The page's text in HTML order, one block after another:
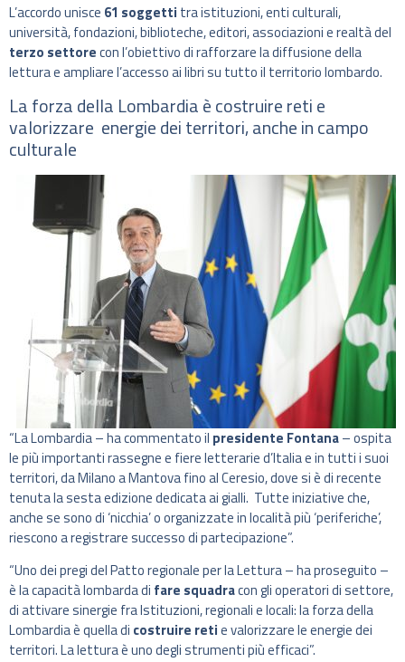
L’accordo unisce 61 soggetti tra istituzioni, enti culturali,
università, fondazioni, biblioteche, editori, associazioni e realtà del
terzo settorecon l’obiettivo di rafforzare la diffusione della
lettura e ampliare l’accesso ai libri su tutto il territorio lombardo.
La forza della Lombardia è costruire reti e
valorizzare energie dei territori, anche in campo
culturale
“La Lombardia – ha commentato il presidente Fontana– ospita
le più importanti rassegne e fiere letterarie d’Italia e in tutti i suoi
territori, da Milano a Mantova fino al Ceresio, dove si è di recente
tenuta la sesta edizione dedicata ai gialli. Tutte iniziative che,
anche se sono di ‘nicchia’ o organizzate in località più ‘periferiche’,
riescono a registrare successo di partecipazione”.
“Uno dei pregi del Patto regionale per la Lettura – ha proseguito –
è la capacità lombarda di fare squadracon gli operatori di settore,
di attivare sinergie fra Istituzioni, regionali e locali: la forza della
Lombardia è quella di costruire retie valorizzare le energie dei
territori. La lettura è uno degli strumenti più efficaci”.